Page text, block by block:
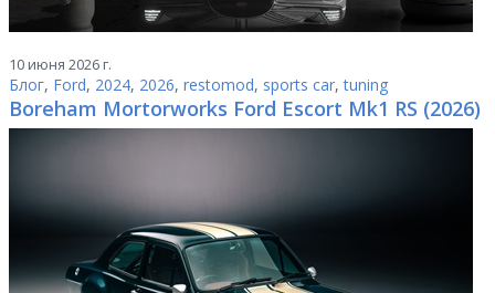
10 июня 2026 г.
Блог, Ford, 2024, 2026, restomod, sports car,tuning
Boreham Mortorworks Ford Escort Mk1 RS (2026)